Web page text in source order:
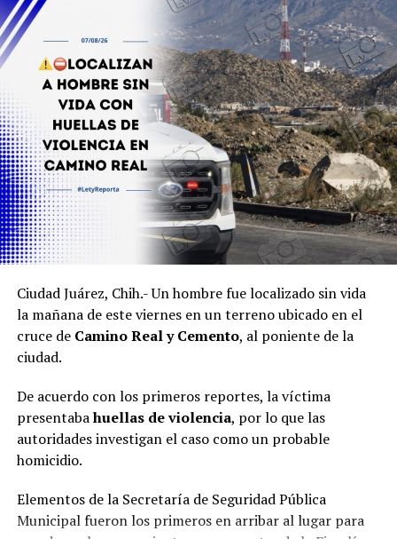
Ciudad Juárez, Chih.- Un hombre fue localizado sin vida
la mañana de este viernes en un terreno ubicado en el
cruce de Camino Real y Cemento, al poniente de la
ciudad.
De acuerdo con los primeros reportes, la víctima
presentabahuellas de violencia, por lo que las
autoridades investigan el caso como un probable
homicidio.
Elementos de la Secretaría de Seguridad Pública
Municipal fueron los primeros en arribar al lugar para